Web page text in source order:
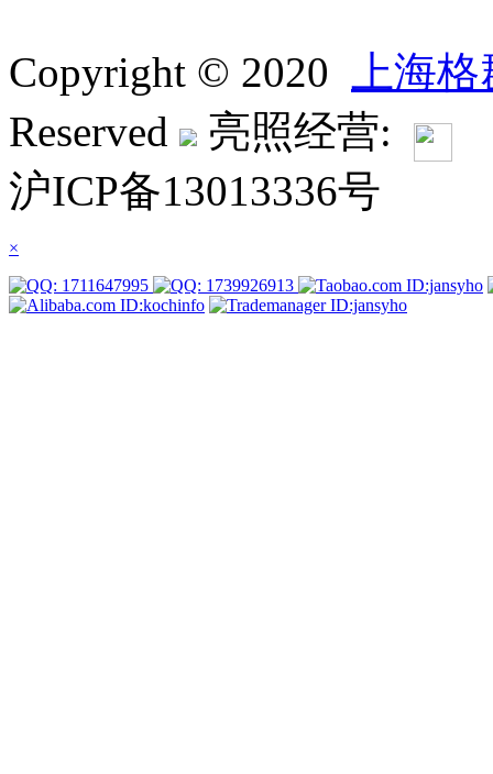
Copyright © 2020
上海
Reserved
亮照经营:
沪ICP备13013336号
×